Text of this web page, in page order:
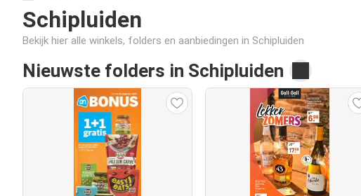
Schipluiden
Bekijk hier alle winkels, folders en aanbiedingen in Schipluiden
Nieuwste folders in Schipluiden